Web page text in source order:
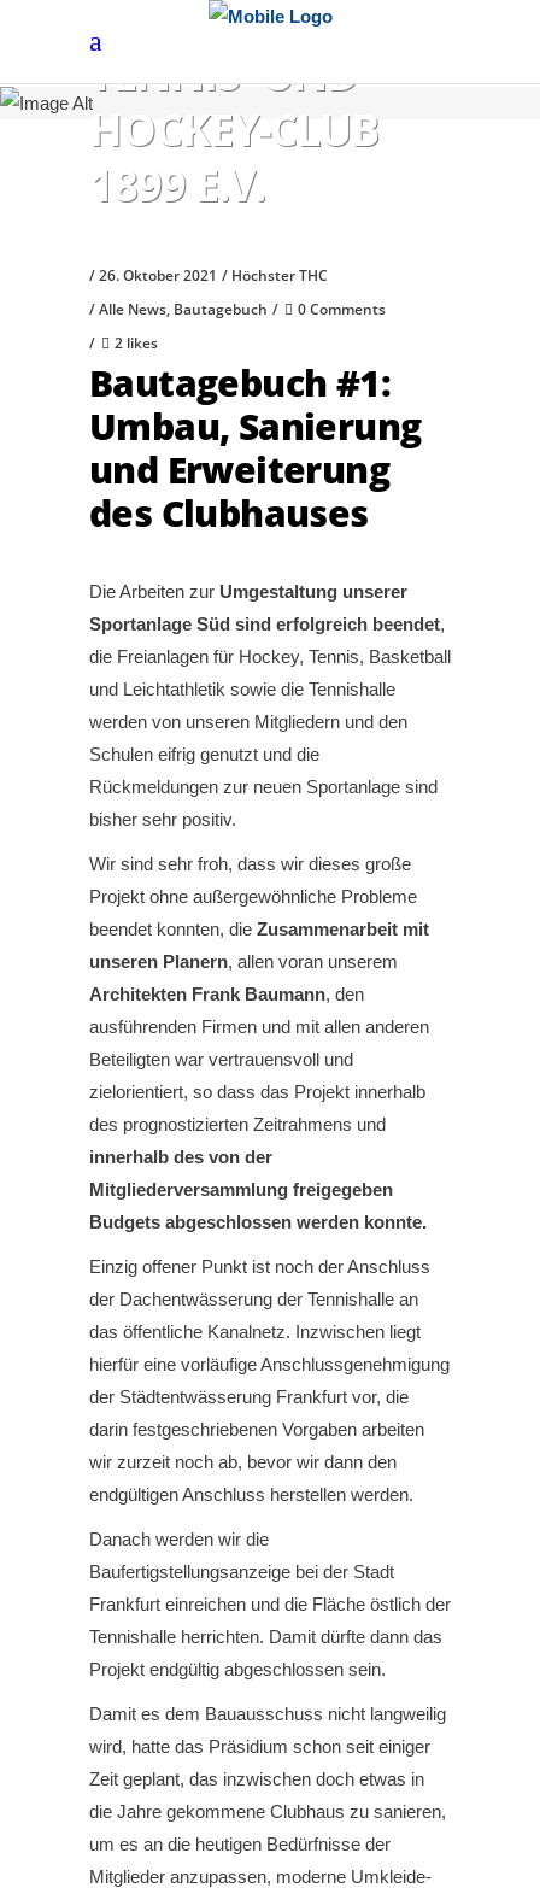
HÖCHSTER
TENNIS- UND
HOCKEY-CLUB
1899 E.V.
26. Oktober 2021
Höchster THC
Alle News, Bautagebuch
0 Comments
2 likes
Bautagebuch #1:
Umbau, Sanierung
und Erweiterung
des Clubhauses
Die Arbeiten zur Umgestaltung unserer
Sportanlage Süd sind erfolgreich beendet,
die Freianlagen für Hockey, Tennis, Basketball
und Leichtathletik sowie die Tennishalle
werden von unseren Mitgliedern und den
Schulen eifrig genutzt und die
Rückmeldungen zur neuen Sportanlage sind
bisher sehr positiv.
Wir sind sehr froh, dass wir dieses große
Projekt ohne außergewöhnliche Probleme
beendet konnten, die Zusammenarbeit mit
unseren Planern, allen voran unserem
Architekten Frank Baumann, den
ausführenden Firmen und mit allen anderen
Beteiligten war vertrauensvoll und
zielorientiert, so dass das Projekt innerhalb
des prognostizierten Zeitrahmens und
innerhalb des von der
Mitgliederversammlung freigegeben
Budgets abgeschlossen werden konnte.
Einzig offener Punkt ist noch der Anschluss
der Dachentwässerung der Tennishalle an
das öffentliche Kanalnetz. Inzwischen liegt
hierfür eine vorläufige Anschlussgenehmigung
der Städtentwässerung Frankfurt vor, die
darin festgeschriebenen Vorgaben arbeiten
wir zurzeit noch ab, bevor wir dann den
endgültigen Anschluss herstellen werden.
Danach werden wir die
Baufertigstellungsanzeige bei der Stadt
Frankfurt einreichen und die Fläche östlich der
Tennishalle herrichten. Damit dürfte dann das
Projekt endgültig abgeschlossen sein.
Damit es dem Bauausschuss nicht langweilig
wird, hatte das Präsidium schon seit einiger
Zeit geplant, das inzwischen doch etwas in
die Jahre gekommene Clubhaus zu sanieren,
um es an die heutigen Bedürfnisse der
Mitglieder anzupassen, moderne Umkleide-